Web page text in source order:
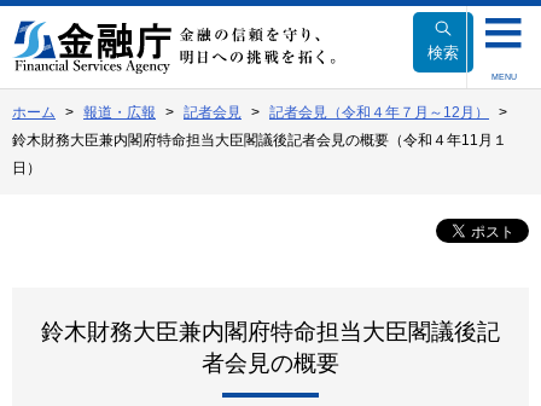
文
へ
動
検索
MENU
ホーム 報道・広報 記者会見
記者会見（令和４年７月～12月）
鈴木財務大臣兼内閣府特命担当大臣閣議後記者会見の概要（令和４年11月１
日）
鈴木財務大臣兼内閣府特命担当大臣閣議後記
者会見の概要